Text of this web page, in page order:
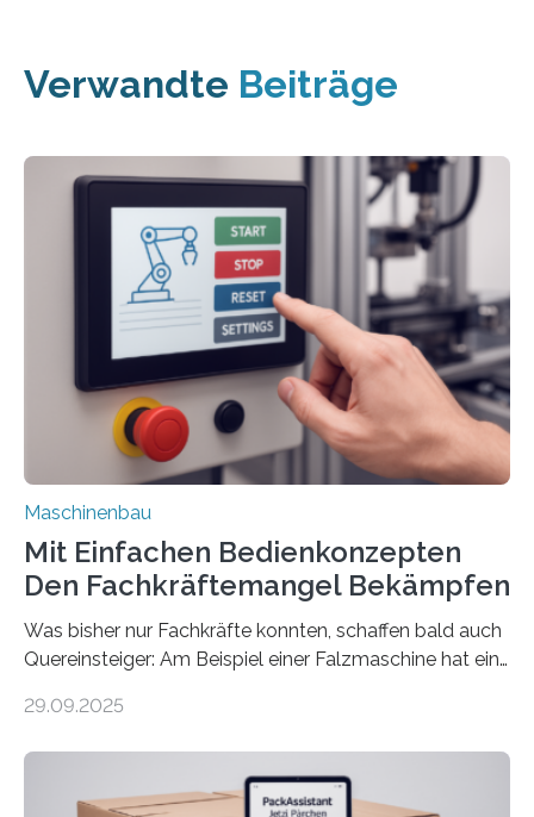
Verwandte Beiträge
Maschinenbau
Mit Einfachen Bedienkonzepten
Den Fachkräftemangel Bekämpfen
Was bisher nur Fachkräfte konnten, schaffen bald auch
Quereinsteiger: Am Beispiel einer Falzmaschine hat ein
Mensch-Maschine-Schnittstelle so sehr vereinfacht,
Die zugrunde liegende Methodik lässt sich auf alle
anderen Maschinen übertragen. Eine Falzmaschine
29.09.2025